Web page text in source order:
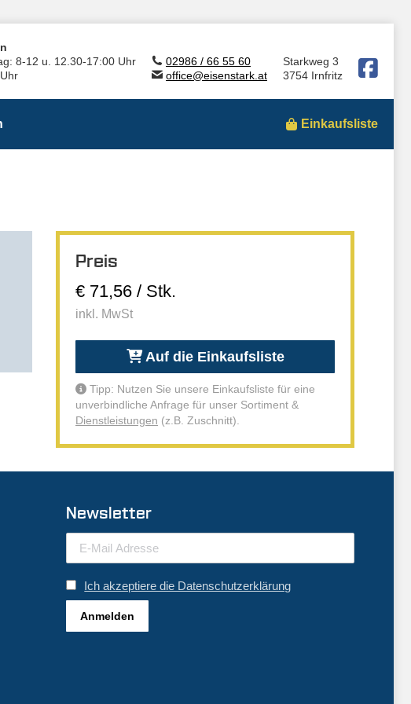
8-12 u. 12.30-17:00 Uhr
02986 / 66 55 60
office@eisenstark.at
Starkweg 3
3754 Irnfritz
Einkaufsliste
Preis
€ 71,56 / Stk.
inkl. MwSt
Auf die Einkaufsliste
Tipp: Nutzen Sie unsere Einkaufsliste für eine
unverbindliche Anfrage für unser Sortiment &
Dienstleistungen (z.B. Zuschnitt).
Newsletter
Ich akzeptiere die Datenschutzerklärung